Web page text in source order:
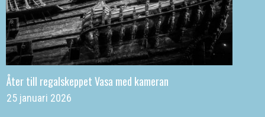
Åter till regalskeppet Vasa med kameran
25 januari 2026